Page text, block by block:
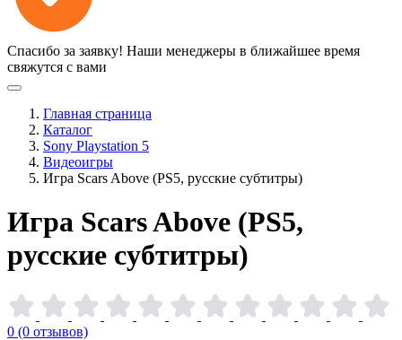
Спасибо за заявку! Наши менеджеры в ближайшее время
свяжутся с вами
Главная страница
Каталог
Sony Playstation 5
Видеоигры
Игра Scars Above (PS5, русские субтитры)
Игра Scars Above (PS5,
русские субтитры)
0 (0 отзывов)